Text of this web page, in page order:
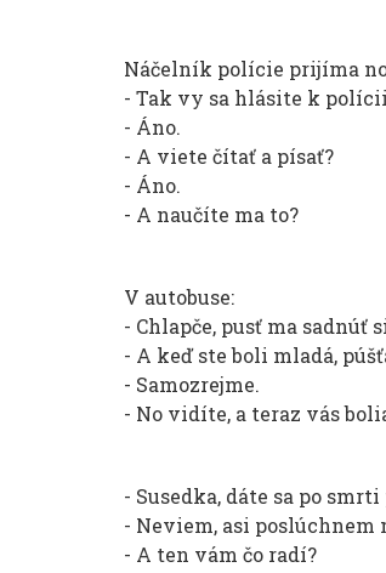
Náčelník polície prijíma
- Tak vy sa hlásite k
- Áno.
- A viete čítať a písať?
- Áno.
- A naučíte ma to?
V autobuse:
- Chlapče, pusť ma sadnúť
- A keď ste boli mladá,
- Samozrejme.
- No vidíte, a teraz vás
- Susedka, dáte sa po
- Neviem, asi poslúchnem
- A ten vám čo radí?